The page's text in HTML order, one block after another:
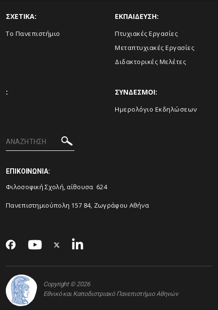
ΣΧΕΤΙΚΑ:
Το Πανεπιστήμιο
ΕΚΠΑΙΔΕΥΣΗ:
Πτυχιακές Εργασίες
Μεταπτυχιακές Εργασίες
Διδακτορικές Μελέτες
: ΣΥΝΔΕΣΜΟΙ:
Ημερολόγιο Εκδηλώσεων
ΕΠΙΚΟΙΝΩΝΙΑ:
Φιλοσοφική Σχολή, αίθουσα 624
Πανεπιστημιούπολη 157 84, Ζωγράφου Αθήνα
Copyright © 2026
Εθνικό και Καποδιστριακό Πανεπιστήμιο Αθηνών